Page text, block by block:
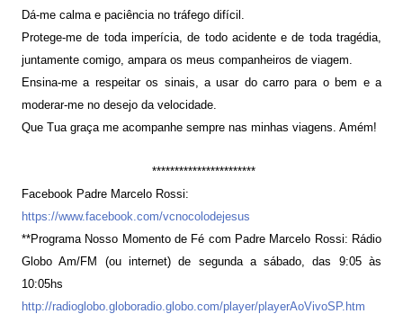
Dá-me calma e paciência no tráfego difícil.
Protege-me de toda imperícia, de todo acidente e de toda tragédia,
juntamente comigo, ampara os meus companheiros de viagem.
Ensina-me a respeitar os sinais, a usar do carro para o bem e a
moderar-me no desejo da velocidade.
Que Tua graça me acompanhe sempre nas minhas viagens. Amém!
***********************
Facebook Padre Marcelo Rossi:
https://www.facebook.com/vcnocolodejesus
**Programa Nosso Momento de Fé com Padre Marcelo Rossi: Rádio
Globo Am/FM (ou internet) de segunda a sábado, das 9:05 às
10:05hs
http://radioglobo.globoradio.globo.com/player/playerAoVivoSP.htm